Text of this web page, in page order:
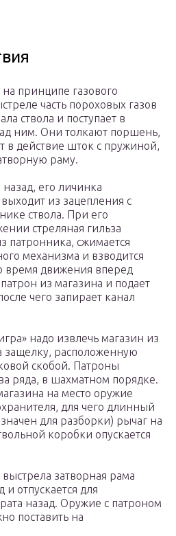
принципе газового
часть пороховых газов
ствола и поступает в
ним. Они толкают поршень,
в действие шток с пружиной,
раму.
назад, его личинка
из зацепления с
ствола. При его
стреляная гильза
патронника, сжимается
механизма и взводится
время движения вперед
из магазина и подает
чего запирает канал
надо извлечь магазин из
защелку, расположенную
скобой. Патроны
ряда, в шахматном порядке.
на место оружие
для чего длинный
для разборки) рычаг на
коробки опускается
затворная рама
и отпускается для
назад. Оружие с патроном
поставить на